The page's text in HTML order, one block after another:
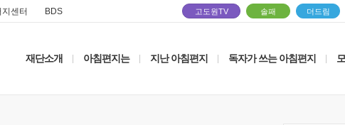
지센터 BDS 고도원TV 솔패 더드림
재단소개 아침편지는 지난 아침편지 독자가 쓰는 아침편지